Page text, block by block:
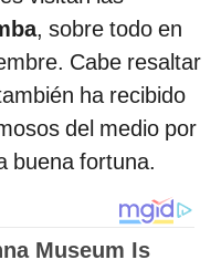
, sobre todo en
Cabe resaltar
ha recibido
del medio por
buena fortuna.